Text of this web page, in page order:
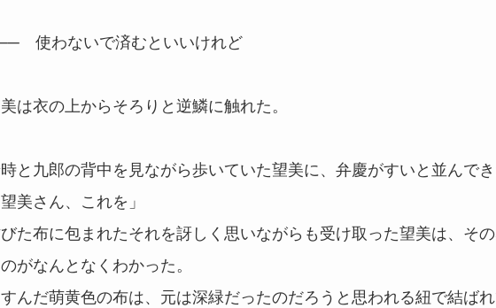
使わないで済むといいけれど
は衣の上からそろりと逆鱗に触れた。
と九郎の背中を見ながら歩いていた望美に、弁慶がすいと並んでき
望美さん、これを」
た布に包まれたそれを訝しく思いながらも受け取った望美は、そ
がなんとなくわかった。
んだ萌黄色の布は、元は深緑だったのだろうと思われる紐で結ばれ